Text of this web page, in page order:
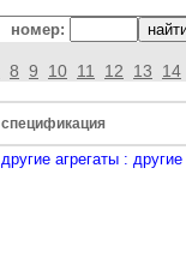
номер:
8 9 10 11 12 13 14
спецификация
другие агрегаты : другие